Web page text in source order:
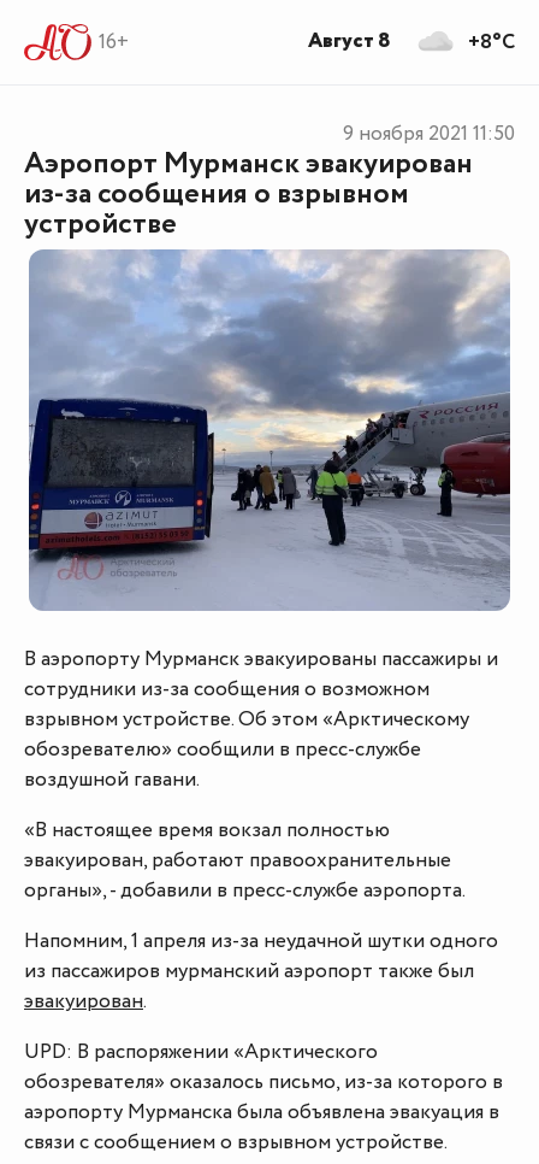
16+
Аэропорт Мурманск эвакуирован
из-за сообщения о взрывном
устройстве
9 ноября 2021 11:50
В аэропорту Мурманск эвакуированы пассажиры и
сотрудники из-за сообщения о возможном
взрывном устройстве. Об этом «Арктическому
обозревателю» сообщили в пресс-службе
воздушной гавани.
«В настоящее время вокзал полностью
эвакуирован, работают правоохранительные
органы», - добавили в пресс-службе аэропорта.
Напомним, 1 апреля из-за неудачной шутки одного
из пассажиров мурманский аэропорт также был
эвакуирован.
UPD: В распоряжении «Арктического
обозревателя» оказалось письмо, из-за которого в
аэропорту Мурманска была объявлена эвакуация в
связи с сообщением о взрывном устройстве.
+8°C
Август 8